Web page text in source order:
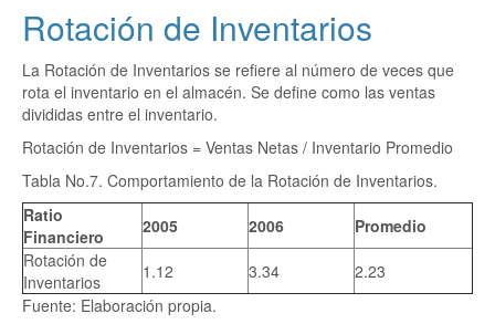
Rotación de Inventarios
La Rotación de Inventarios se refiere al número de veces que
rota el inventario en el almacén. Se define como las ventas
divididas entre el inventario.
Rotación de Inventarios = Ventas Netas / Inventario Promedio
Tabla No.7. Comportamiento de la Rotación de Inventarios.
Ratio
Financiero
2005 2006
Promedio
Rotación de
Inventarios
1.12 3.34
2.23
Fuente: Elaboración propia.